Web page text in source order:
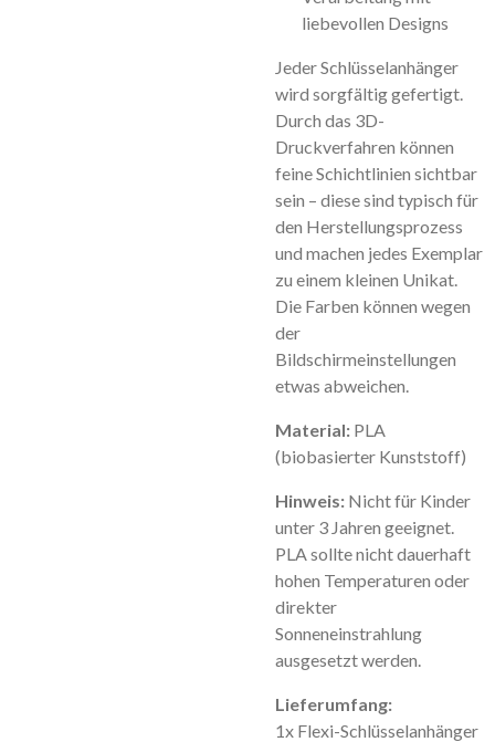
liebevollen Designs
Jeder Schlüsselanhänger
wird sorgfältig gefertigt.
Durch das 3D-
Druckverfahren können
feine Schichtlinien sichtbar
sein – diese sind typisch für
den Herstellungsprozess
und machen jedes Exemplar
zu einem kleinen Unikat.
Die Farben können wegen
der
Bildschirmeinstellungen
etwas abweichen.
Material: PLA
(biobasierter Kunststoff)
Hinweis: Nicht für Kinder
unter 3 Jahren geeignet.
PLA sollte nicht dauerhaft
hohen Temperaturen oder
direkter
Sonneneinstrahlung
ausgesetzt werden.
Lieferumfang:
1x Flexi-Schlüsselanhänger